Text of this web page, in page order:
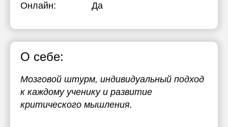
Онлайн: Да
О себе:
Мозговой штурм, индивидуальный подход
к каждому ученику и развитие
критического мышления.